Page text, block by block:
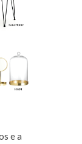
e a